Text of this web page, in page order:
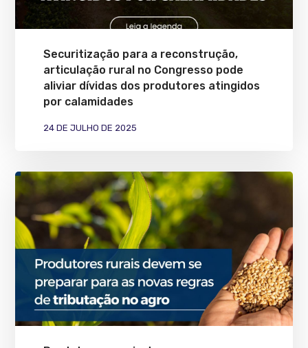
Securitização para a reconstrução,
articulação rural no Congresso pode
aliviar dívidas dos produtores atingidos
por calamidades
24 DE JULHO DE 2025